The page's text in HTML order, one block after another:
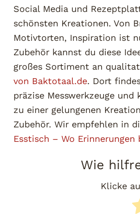
Social Media und
schönsten Kreationen. Von
Motivtorten, Inspiration ist
Zubehör kannst du diese
großes Sortiment an
von Baktotaal.de. Dort
präzise Messwerkzeuge
zu einer gelungenen
Zubehör. Wir empfehlen in
Esstisch – Wo Erinnerungen
Wie
Klicke